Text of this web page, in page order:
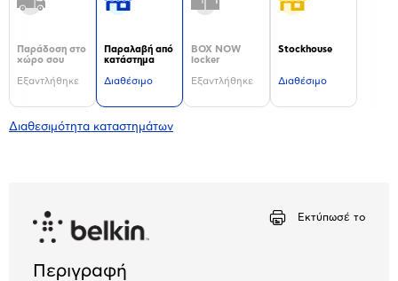
Παράδοση στο
χώρο σου
Εξαντλήθηκε
Παραλαβή από
κατάστημα
Διαθέσιμο
BOX NOW
locker
Εξαντλήθηκε
Stockhouse
Διαθέσιμο
Διαθεσιμότητα καταστημάτων
Εκτύπωσέ το
Περιγραφή